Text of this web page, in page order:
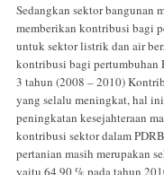
Sedangkan sektor bangunan
memberikan kontribusi bagi
untuk sektor listrik dan air
kontribusi bagi pertumbuhan
3 tahun (2008 – 2010)
yang selalu meningkat, hal
peningkatan kesejahteraan
kontribusi sektor dalam
pertanian masih merupakan
yaitu 64,90 % pada tahun